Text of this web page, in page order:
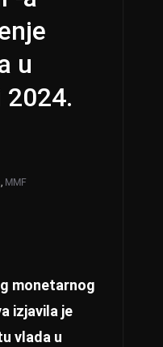
u
, MMF
monetarnog
izjavila je
vlada u